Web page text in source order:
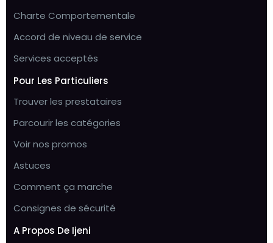
Charte Comportementale
Accord de niveau de service
Services acceptés
Pour Les Particuliers
Trouver les prestataires
Parcourir les catégories
Voir nos promos
Astuces
Comment ça marche
Consignes de sécurité
A Propos De Ijeni